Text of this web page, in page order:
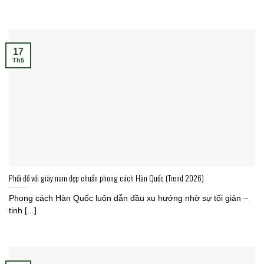
Phối đồ với giày nam đẹp chuẩn phong cách Hàn Quốc (Trend 2026)
Phong cách Hàn Quốc luôn dẫn đầu xu hướng nhờ sự tối giản –
tinh [...]
17
Th5